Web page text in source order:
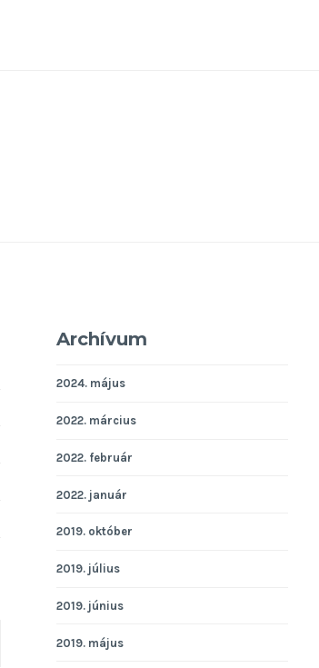
KERESÉS
Archívum
2024. május
2022. március
2022. február
2022. január
2019. október
2019. július
2019. június
2019. május